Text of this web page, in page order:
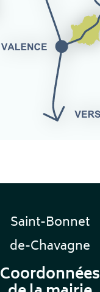
Saint-Bonnet
de-Chavagne
Coordonnées